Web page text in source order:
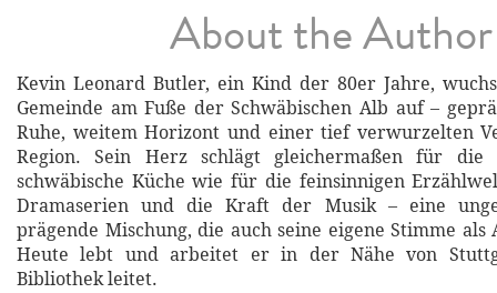
About the Author
Kevin Leonard Butler, ein Kind der 80er Jahre,
Gemeinde am Fuße der Schwäbischen Alb auf –
Ruhe, weitem Horizont und einer tief verwurzelten
Region. Sein Herz schlägt gleichermaßen für die
schwäbische Küche wie für die feinsinnigen
Dramaserien und die Kraft der Musik – eine
prägende Mischung, die auch seine eigene Stimme
Heute lebt und arbeitet er in der Nähe von
Bibliothek leitet.